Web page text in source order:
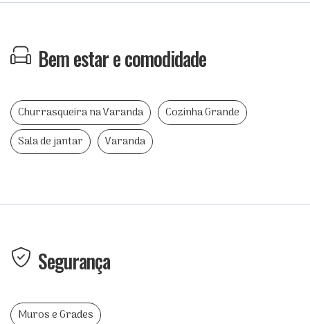
Bem estar e comodidade
Churrasqueira na Varanda
Cozinha Grande
Sala de jantar
Varanda
Segurança
Muros e Grades